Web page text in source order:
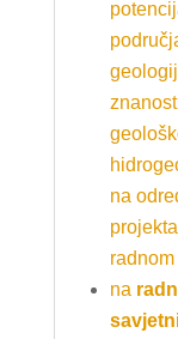
na
na